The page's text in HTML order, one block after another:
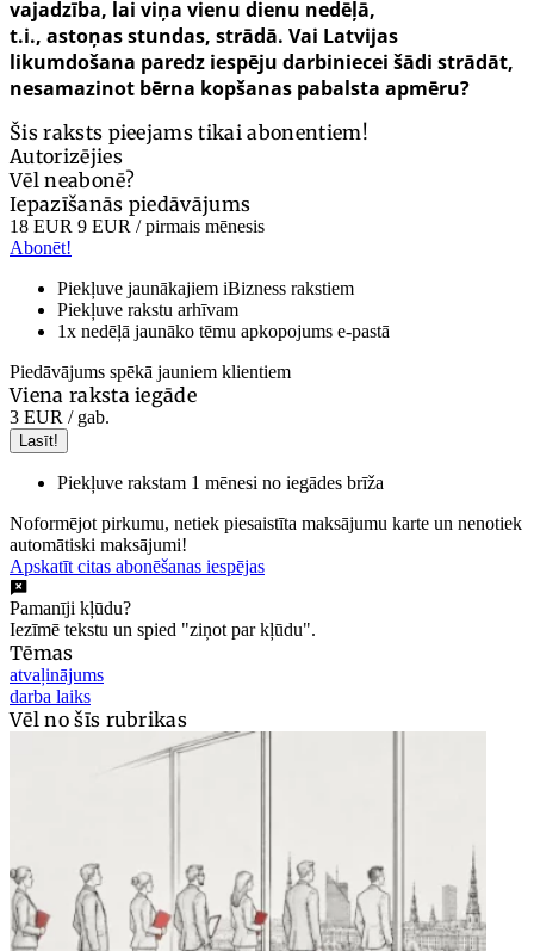
vajadzība, lai viņa vienu dienu nedēļā,
t.i., astoņasstundas, strādā. Vai Latvijas
likumdošana paredz iespēju darbiniecei šādi strādāt,
nesamazinot bērna kopšanas pabalsta apmēru?
Šis raksts pieejams tikai abonentiem!
Autorizējies
Vēl neabonē?
Iepazīšanās piedāvājums
18 EUR 9 EUR / pirmais mēnesis
Abonēt!
Piekļuve jaunākajiem iBizness rakstiem
Piekļuve rakstu arhīvam
1x nedēļā jaunāko tēmu apkopojums e-pastā
Piedāvājums spēkā jauniem klientiem
Viena raksta iegāde
3 EUR / gab.
Lasīt!
Piekļuve rakstam 1 mēnesi no iegādes brīža
Noformējot pirkumu, netiek piesaistīta maksājumu karte un nenotiek
automātiski maksājumi!
Apskatīt citas abonēšanas iespējas
Pamanīji kļūdu?
Iezīmē tekstu un spied "ziņot par kļūdu".
Tēmas
atvaļinājums
darba laiks
Vēl no šīs rubrikas